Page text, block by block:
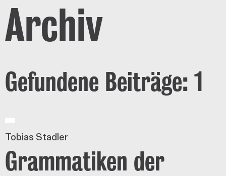
Archiv
Gefundene Beiträge: 1
Tobias Stadler
Grammatiken der